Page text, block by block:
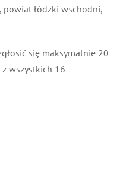
powiat łódzki wschodni,
się maksymalnie 20
wszystkich 16